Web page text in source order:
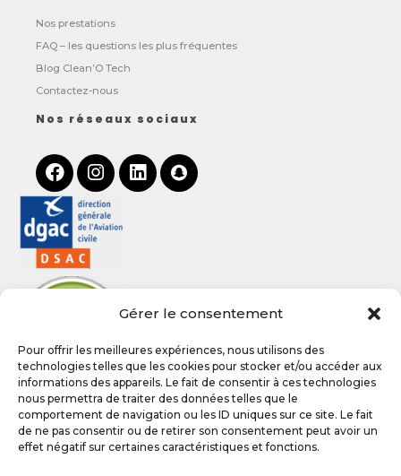
Gérer le consentement
Pour offrir les meilleures expériences, nous utilisons des
technologies telles que les cookies pour stocker et/ou accéder aux
informations des appareils. Le fait de consentir à ces technologies
nous permettra de traiter des données telles que le
comportement de navigation ou les ID uniques sur ce site. Le fait
de ne pas consentir ou de retirer son consentement peut avoir un
effet négatif sur certaines caractéristiques et fonctions.
Nos prestations
FAQ – les questions les plus fréquentes
Blog Clean’O Tech
Contactez-nous
Nos réseaux sociaux
Politique de confidentialité
Plan du site